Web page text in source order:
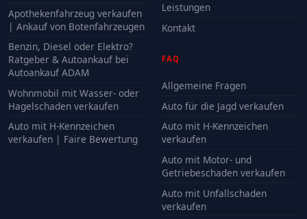
Apothekenfahrzeug verkaufen
| Ankauf von Botenfahrzeugen
Benzin, Diesel oder Elektro?
Ratgeber & Autoankauf bei
Autoankauf ADAM
Wohnmobil mit Wasser- oder
Hagelschaden verkaufen
Auto mit H-Kennzeichen
verkaufen | Faire Bewertung
Leistungen
Kontakt
FAQ
Allgemeine Fragen
Auto für die Jagd verkaufen
Auto mit H-Kennzeichen
verkaufen
Auto mit Motor- und
Getriebeschaden verkaufen
Auto mit Unfallschaden
verkaufen